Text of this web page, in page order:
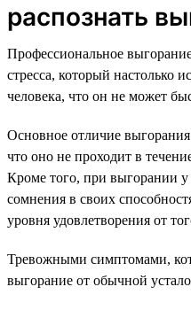
распознать
Профессиональное
стресса, который настолько
человека, что он не может
Основное отличие выгорания
что оно не проходит в
Кроме того, при выгорании у
сомнения в своих
уровня удовлетворения от
Тревожными симптомами,
выгорание от обычной